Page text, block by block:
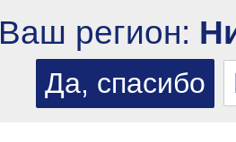
Ваш регион: